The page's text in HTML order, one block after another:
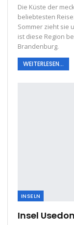
Die Küste der
beliebtesten
Sommer zieht sie
ist diese Region
Brandenburg.
WEITERLESEN...
INSELN
Insel